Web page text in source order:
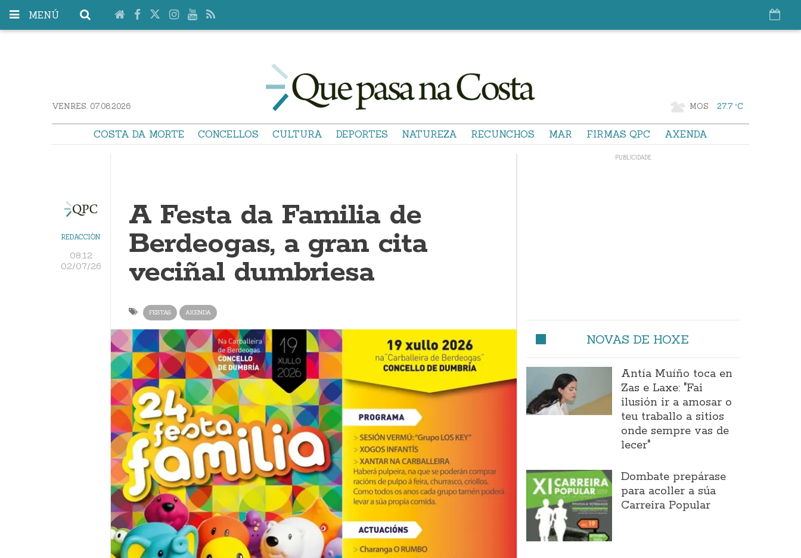
MENÚ
VENRES. 07.08.2026 MOS 27.7 °C
COSTA DA MORTE CONCELLOS CULTURA DEPORTES NATUREZA RECUNCHOS MAR FIRMAS QPC AXENDA
REDACCIÓN
08:12
02/07/26
A Festa da Familia de
Berdeogas, a gran cita
veciñal dumbriesa
FESTAS AXENDA
NOVAS DE HOXE
Antía Muíño toca en
Zas e Laxe: "Fai
ilusión ir a amosar o
teu traballo a sitios
onde sempre vas de
lecer"
Dombate prepárase
para acoller a súa
Carreira Popular